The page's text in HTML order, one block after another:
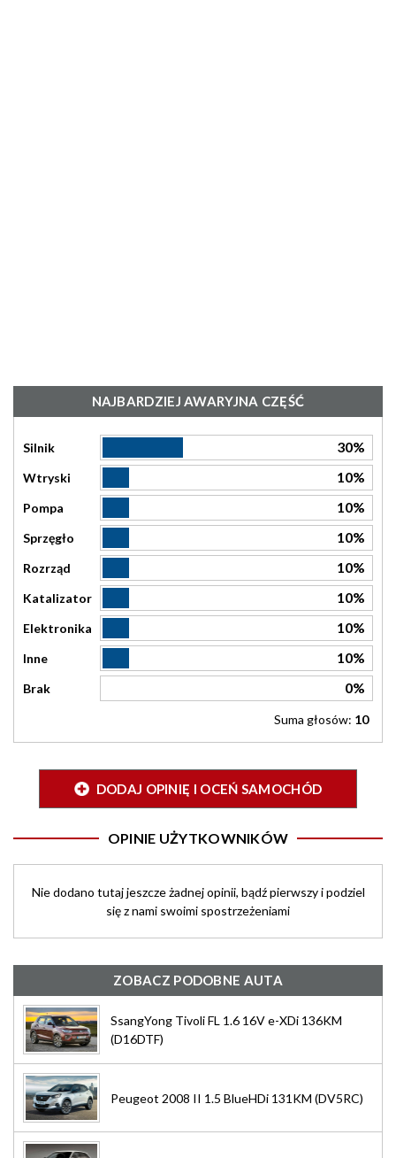
NAJBARDZIEJ AWARYJNA CZĘŚĆ
Silnik 30%
Wtryski 10%
Pompa 10%
Sprzęgło 10%
Rozrząd 10%
Katalizator 10%
Elektronika 10%
Inne 10%
Brak 0%
Suma głosów: 10
DODAJ OPINIĘ I OCEŃ SAMOCHÓD
OPINIE UŻYTKOWNIKÓW
Nie dodano tutaj jeszcze żadnej opinii, bądź pierwszy i podziel
się z nami swoimi spostrzeżeniami
ZOBACZ PODOBNE AUTA
SsangYong Tivoli FL 1.6 16V e-XDi 136KM
(D16DTF)
Peugeot 2008 II 1.5 BlueHDi 131KM (DV5RC)